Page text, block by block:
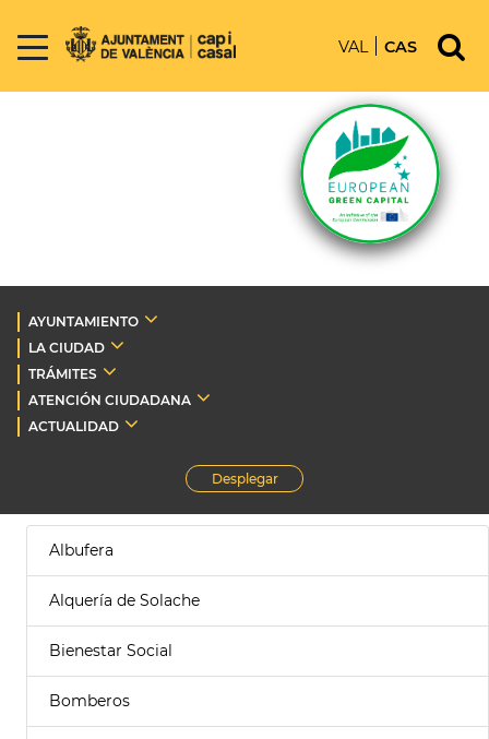
VAL CAS
AYUNTAMIENTO
LA CIUDAD
TRÁMITES
ATENCIÓN CIUDADANA
ACTUALIDAD
Desplegar
Albufera
Alquería de Solache
Bienestar Social
Bomberos